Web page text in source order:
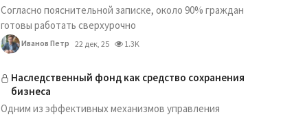
Согласно пояснительной записке, около 90% граждан
готовы работать сверхурочно
Иванов Петр 22 дек, 25 1.3K
Наследственный фонд как средство сохранения
бизнеса
Одним из эффективных механизмов управления